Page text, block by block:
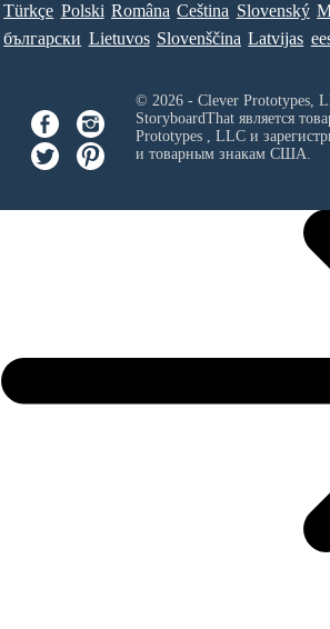
Türkçe Polski Româna Ceština Slovenský
български Lietuvos Slovenščina Latvijas
© 2026 - Clever Prototypes,
StoryboardThat является
Prototypes , LLCи
и товарным знакам США.